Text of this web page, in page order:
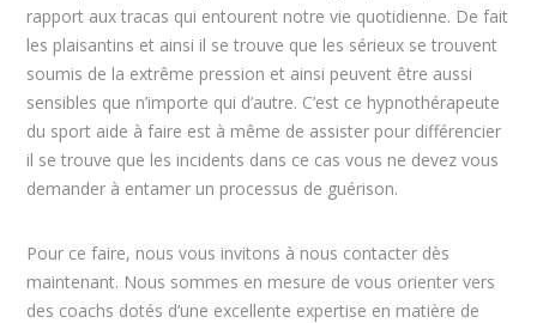
rapport aux tracas qui entourent notre vie quotidienne. De fait
les plaisantins et ainsi il se trouve que les sérieux se trouvent
soumis de la extrême pression et ainsi peuvent être aussi
sensibles que n’importe qui d’autre. C’est ce hypnothérapeute
du sport aide à faire est à même de assister pour différencier
il se trouve que les incidents dans ce cas vous ne devez vous
demander à entamer un processus de guérison.
Pour ce faire, nous vous invitons à nous contacter dès
maintenant. Nous sommes en mesure de vous orienter vers
des coachs dotés d’une excellente expertise en matière de